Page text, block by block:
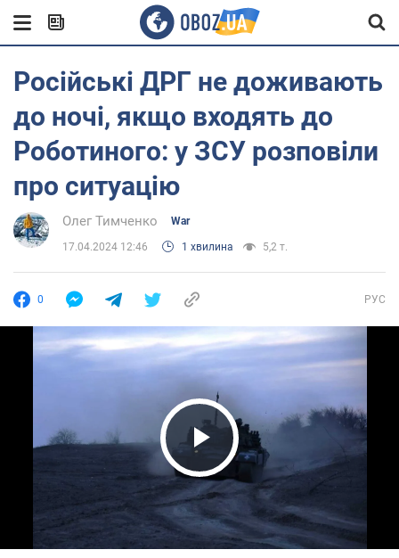
Російські ДРГ не доживають
до ночі, якщо входять до
Роботиного: у ЗСУ розповіли
про ситуацію
Олег Тимченко War
17.04.2024 12:46 1 хвилина 5,2 т.
0 РУС
Play Video